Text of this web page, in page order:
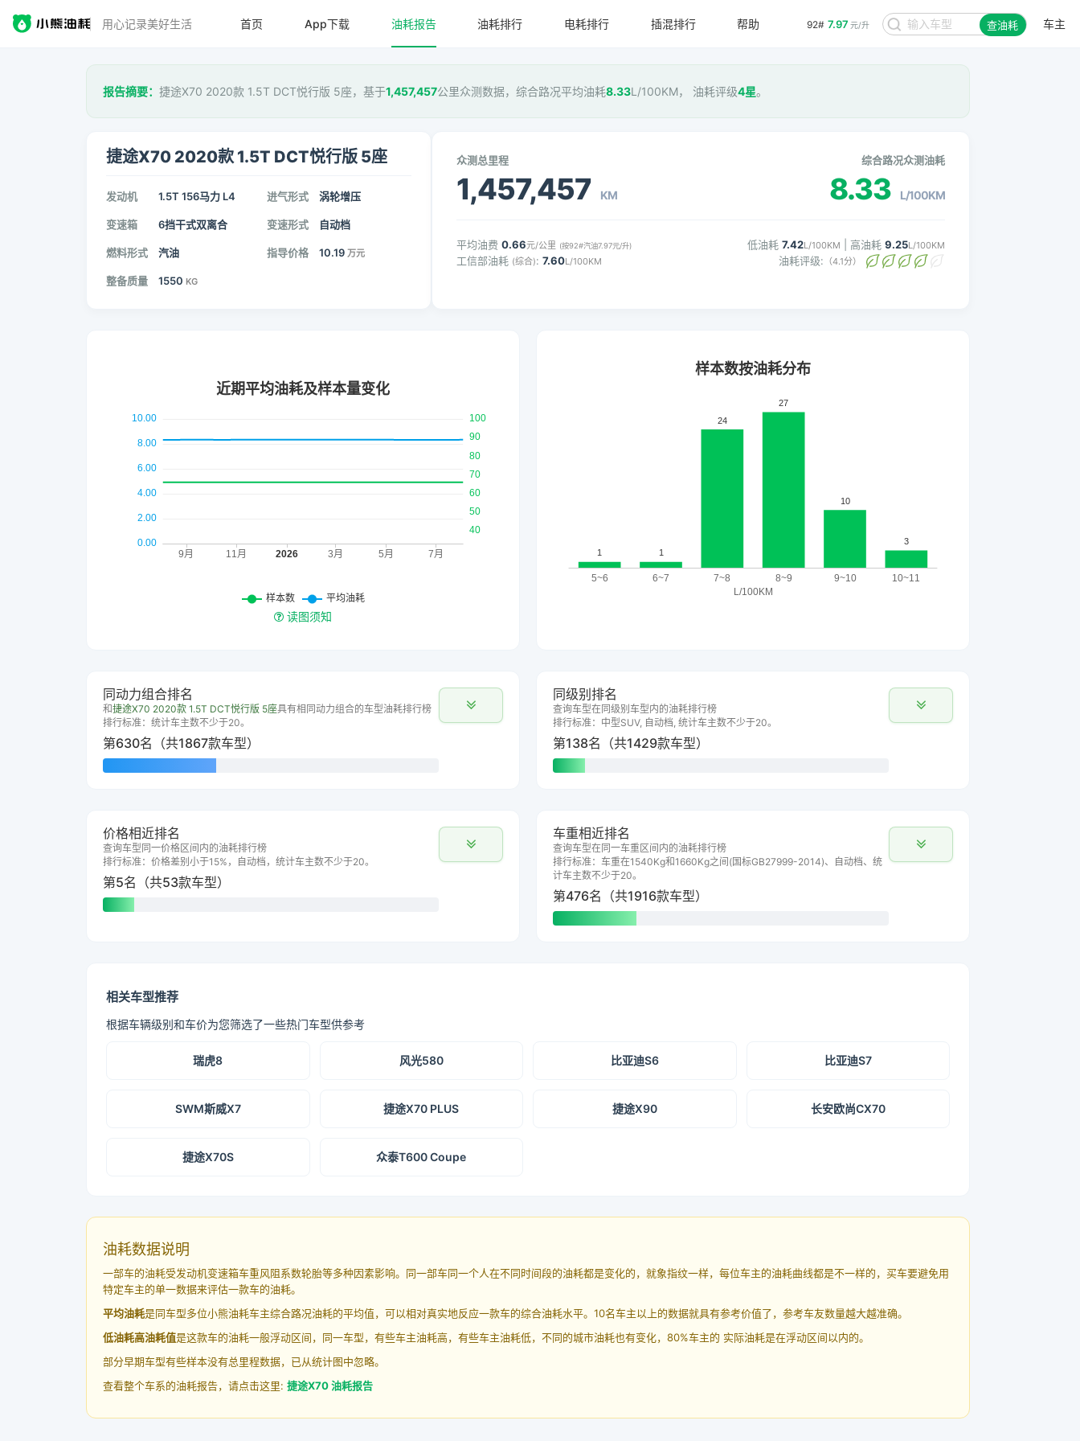
用心记录美好生活 92# 7.97 元/升 查油耗 车主
首页 App下载 油耗报告 油耗排行 电耗排行 插混排行 帮助
报告摘要： 捷途X70 2020款 1.5T DCT悦行版 5座，基于1,457,457公里众测数据，综合路况平均油耗8.33L/100KM， 油耗评级4星。
捷途X70 2020款 1.5T DCT悦行版 5座
发动机 1.5T 156马力 L4 进气形式 涡轮增压
变速箱 6挡干式双离合 变速形式 自动档
燃料形式 汽油 指导价格 10.19 万元
整备质量 1550 KG
众测总里程
1,457,457 KM
综合路况众测油耗
8.33 L/100KM
平均油费 0.66元/公里 (按92#汽油7.97元/升)
工信部油耗 (综合): 7.60L/100KM
低油耗 7.42L/100KM | 高油耗 9.25L/100KM
油耗评级: （4.1分）
读图须知
同动力组合排名
和捷途X70 2020款 1.5T DCT悦行版 5座具有相同动力组合的车型油耗排行榜
排行标准：统计车主数不少于20。
第630名（共1867款车型）
同级别排名
查询车型在同级别车型内的油耗排行榜
排行标准：中型SUV, 自动档, 统计车主数不少于20。
第138名（共1429款车型）
价格相近排名
查询车型同一价格区间内的油耗排行榜
排行标准：价格差别小于15%，自动档，统计车主数不少于20。
第5名（共53款车型）
车重相近排名
查询车型在同一车重区间内的油耗排行榜
排行标准：车重在1540Kg和1660Kg之间(国标GB27999-2014)、自动档、统
计车主数不少于20。
第476名（共1916款车型）
相关车型推荐
根据车辆级别和车价为您筛选了一些热门车型供参考
瑞虎8 风光580 比亚迪S6 比亚迪S7
SWM斯威X7 捷途X70 PLUS 捷途X90 长安欧尚CX70
捷途X70S 众泰T600 Coupe
油耗数据说明
一部车的油耗受发动机变速箱车重风阻系数轮胎等多种因素影响。同一部车同一个人在不同时间段的油耗都是变化的，就象指纹一样，每位车主的油耗曲线都是不一样的，买车要避免用
特定车主的单一数据来评估一款车的油耗。
平均油耗是同车型多位小熊油耗车主综合路况油耗的平均值，可以相对真实地反应一款车的综合油耗水平。10名车主以上的数据就具有参考价值了，参考车友数量越大越准确。
低油耗高油耗值是这款车的油耗一般浮动区间，同一车型，有些车主油耗高，有些车主油耗低，不同的城市油耗也有变化，80%车主的 实际油耗是在浮动区间以内的。
部分早期车型有些样本没有总里程数据，已从统计图中忽略。
查看整个车系的油耗报告，请点击这里: 捷途X70 油耗报告